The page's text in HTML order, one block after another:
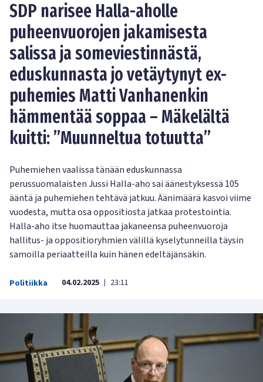
SDP narisee Halla-aholle
puheenvuorojen jakamisesta
salissa ja someviestinnästä,
eduskunnasta jo vetäytynyt ex-
puhemies Matti Vanhanenkin
hämmentää soppaa – Mäkelältä
kuitti: ”Muunneltua totuutta”
Puhemiehen vaalissa tänään eduskunnassa
perussuomalaisten Jussi Halla-aho sai äänestyksessä 105
ääntä ja puhemiehen tehtävä jatkuu. Äänimäärä kasvoi viime
vuodesta, mutta osa oppositiosta jatkaa protestointia.
Halla-aho itse huomauttaa jakaneensa puheenvuoroja
hallitus- ja oppositioryhmien välillä kyselytunneilla täysin
samoilla periaatteilla kuin hänen edeltäjänsäkin.
Politiikka 04.02.2025 | 23:11